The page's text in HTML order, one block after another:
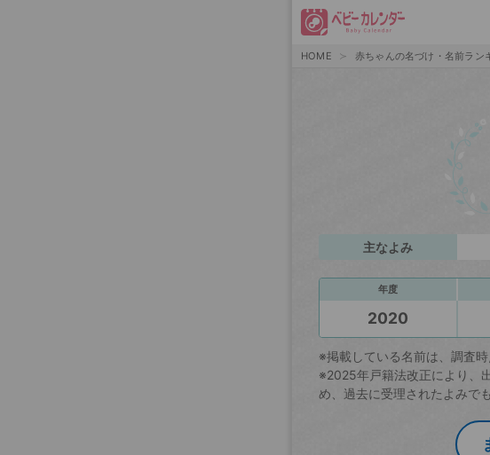
HOME 赤ちゃんの名づけ・名前ラン
主なよみ
年度
2020
※掲載している名前は、調査
※2025年戸籍法改正により、
め、過去に受理されたよみで